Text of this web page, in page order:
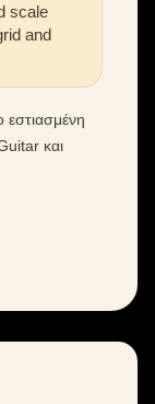
scale
and
εστιασμένη
και